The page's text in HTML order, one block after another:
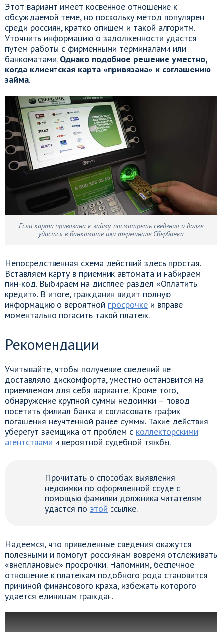
Этот вариант имеет косвенное отношение к
обсуждаемой теме, но поскольку метод популярен
среди россиян, кратко опишем и такой алгоритм.
Уточнить информацию о задолженности удастся
путем работы с фирменными терминалами или
банкоматами. Однако подобное решение уместно,
когда клиентская карта «привязана» к соглашению
займа.
Если карта привязана к займу, посмотреть сведения о долге
удастся в банкомате или терминале Сбербанка
Непосредственная схема действий здесь простая.
Вставляем карту в приемник автомата и набираем
пин-код. Выбираем на дисплее раздел «Оплатить
кредит». В итоге, гражданин видит полную
информацию о вероятной просрочке и вправе
моментально погасить такой платеж.
Рекомендации
Учитывайте, чтобы получение сведений не
доставляло дискомфорта, уместно остановится на
приемлемом для себя варианте. Кроме того,
обнаружение крупной суммы недоимки – повод
посетить филиал банка и согласовать график
погашения неучтенной ранее суммы. Такие действия
уберегут заемщика от проблем с коллекторскими
агентствами и вероятной судебной тяжбы.
Прочитать о способах выявления
недоимки по оформленной ссуде с
помощью фамилии должника читателям
удастся по этой ссылке.
Надеемся, что приведенные сведения окажутся
полезными и помогут россиянам вовремя отслеживать
«внеплановые» просрочки. Напомним, беспечное
отношение к платежам подобного рода становится
причиной финансового краха, избежать которого
удается единицам граждан.